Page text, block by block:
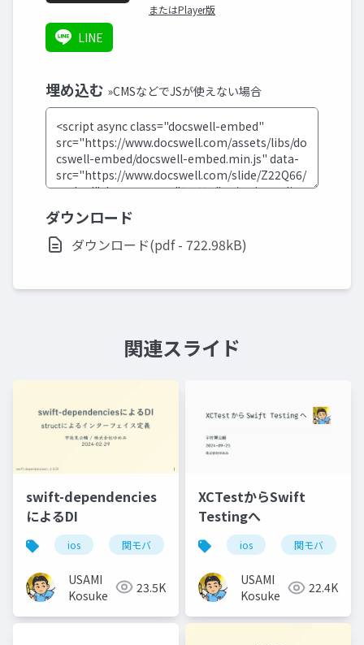
またはPlayer版
LINE
埋め込む »CMSなどでJSが使えない場合
ダウンロード
ダウンロード(pdf - 722.98kB)
関連スライド
swift-dependencies
によるDI
ios 関モバ
USAMI
Kosuke
23.5K
XCTestからSwift
Testingへ
ios 関モバ
USAMI
Kosuke
22.4K